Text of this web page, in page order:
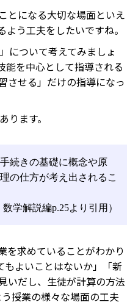
とになる大切な場面といえ
う工夫をしたいですね。
について考えてみましょ
能を中心として指導される
させる」だけの指導になっ
ます。
続きの基礎に概念や原
の仕方が考え出されるこ
学解説編p.25より引用）
を求めていることがわかり
もよいことはないか」「新
いだし、生徒が計算の方法
授業の様々な場面の工夫